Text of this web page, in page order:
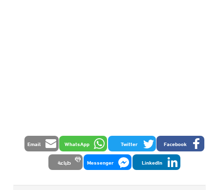
Facebook
Twitter
WhatsApp
Email
LinkedIn
Messenger طباعة